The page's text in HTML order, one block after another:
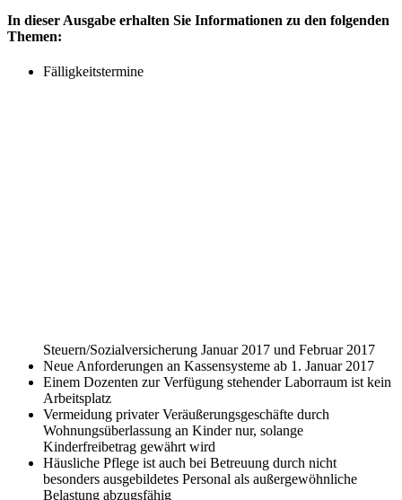
In dieser Ausgabe erhalten Sie Informationen zu den folgenden
Themen:
Fälligkeitstermine
Steuern/Sozialversicherung Januar 2017 und Februar 2017
Neue Anforderungen an Kassensysteme ab 1. Januar 2017
Einem Dozenten zur Verfügung stehender Laborraum ist kein
Arbeitsplatz
Vermeidung privater Veräußerungsgeschäfte durch
Wohnungsüberlassung an Kinder nur, solange
Kinderfreibetrag gewährt wird
Häusliche Pflege ist auch bei Betreuung durch nicht
besonders ausgebildetes Personal als außergewöhnliche
Belastung abzugsfähig